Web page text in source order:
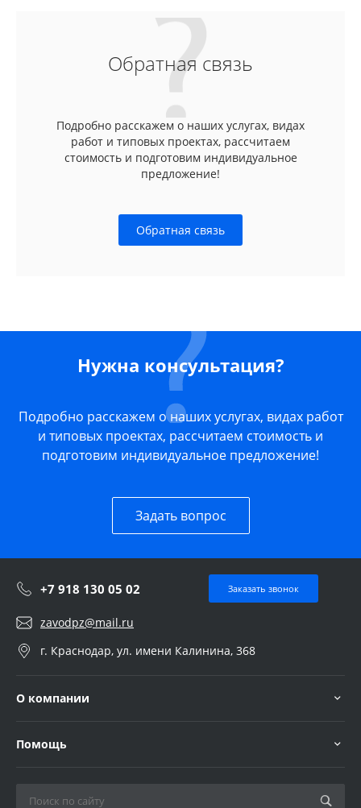
Обратная связь
Подробно расскажем о наших услугах, видах
работ и типовых проектах, рассчитаем
стоимость и подготовим индивидуальное
предложение!
Обратная связь
Нужна консультация?
Подробно расскажем о наших услугах, видах работ
и типовых проектах, рассчитаем стоимость и
подготовим индивидуальное предложение!
Задать вопрос
+7 918 130 05 02 Заказать звонок
zavodpz@mail.ru
г. Краснодар, ул. имени Калинина, 368
О компании
Помощь